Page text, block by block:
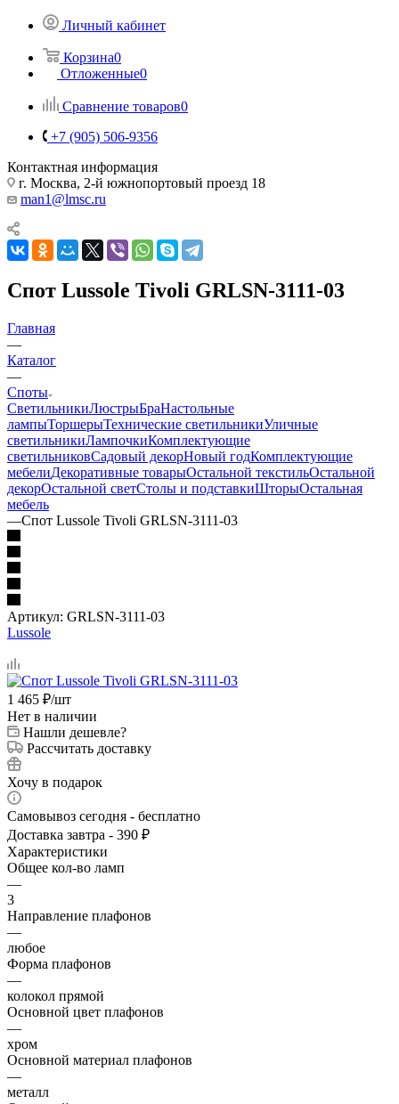
Личный кабинет
Корзина0
Отложенные0
Сравнение товаров0
+7 (905) 506-9356
Контактная информация
г. Москва, 2-й южнопортовый проезд 18
man1@lmsc.ru
Спот Lussole Tivoli GRLSN-3111-03
Главная
—
Каталог
—
Споты
СветильникиЛюстрыБраНастольные
лампыТоршерыТехнические светильникиУличные
светильникиЛампочкиКомплектующие
светильниковСадовый декорНовый годКомплектующие
мебелиДекоративные товарыОстальной текстильОстальной
декорОстальной светСтолы и подставкиШторыОстальная
мебель
—Спот Lussole Tivoli GRLSN-3111-03
Артикул: GRLSN-3111-03
Lussole
1 465 ₽/шт
Нет в наличии
Нашли дешевле?
Рассчитать доставку
Хочу в подарок
Самовывоз сегодня - бесплатно
Доставка завтра - 390 ₽
Характеристики
Общее кол-во ламп
—
3
Направление плафонов
—
любое
Форма плафонов
—
колокол прямой
Основной цвет плафонов
—
хром
Основной материал плафонов
—
металл